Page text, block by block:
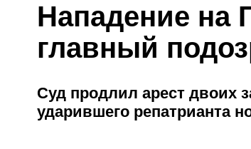
Нападение на
главный
Суд продлил арест двоих
ударившего репатрианта